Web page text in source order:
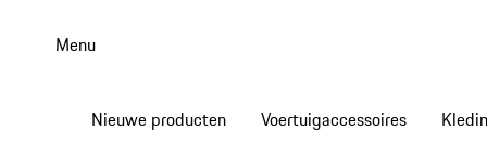
Menu
Nieuwe producten Voertuigaccessoires